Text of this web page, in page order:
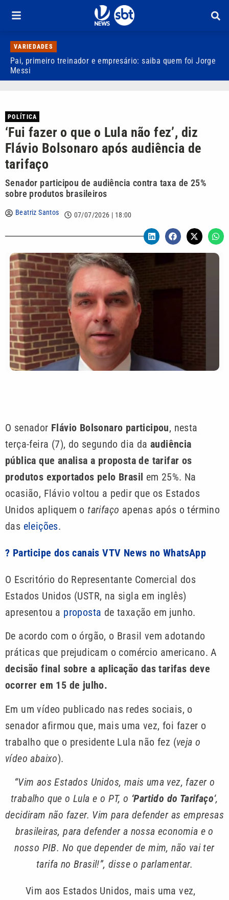
VARIEDADES
Pai, primeiro treinador e empresário: saiba quem foi Jorge
Messi
POLÍTICA
‘Fui fazer o que o Lula não fez’, diz
Flávio Bolsonaro após audiência de
tarifaço
Senador participou de audiência contra taxa de 25%
sobre produtos brasileiros
Beatriz Santos 07/07/2026 | 18:00
O senador Flávio Bolsonaro participou, nesta
terça-feira (7), do segundo dia da audiência
pública que analisa a proposta de tarifar os
produtos exportados pelo Brasil em 25%. Na
ocasião, Flávio voltou a pedir que os Estados
Unidos apliquem o tarifaço apenas após o término
das eleições.
? Participe dos canais VTV News no WhatsApp
O Escritório do Representante Comercial dos
Estados Unidos (USTR, na sigla em inglês)
apresentou a proposta de taxação em junho.
De acordo com o órgão, o Brasil vem adotando
práticas que prejudicam o comércio americano. A
decisão final sobre a aplicação das tarifas deve
ocorrer em 15 de julho.
Em um vídeo publicado nas redes sociais, o
senador afirmou que, mais uma vez, foi fazer o
trabalho que o presidente Lula não fez (veja o
vídeo abaixo).
“Vim aos Estados Unidos, mais uma vez, fazer o
trabalho que o Lula e o PT, o ‘Partido do Tarifaço‘,
decidiram não fazer. Vim para defender as empresas
brasileiras, para defender a nossa economia e o
nosso PIB. No que depender de mim, não vai ter
tarifa no Brasil!”, disse o parlamentar.
Vim aos Estados Unidos, mais uma vez,